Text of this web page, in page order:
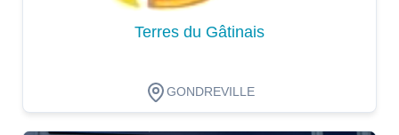
Terres du Gâtinais
GONDREVILLE